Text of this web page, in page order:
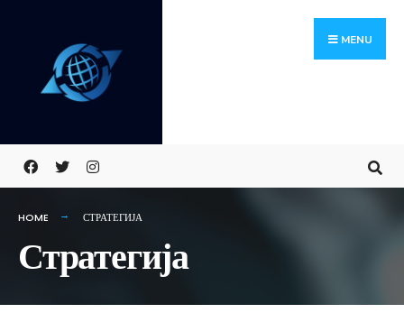
content
MENU
HOME СТРАТЕГИЈА
Стратегија